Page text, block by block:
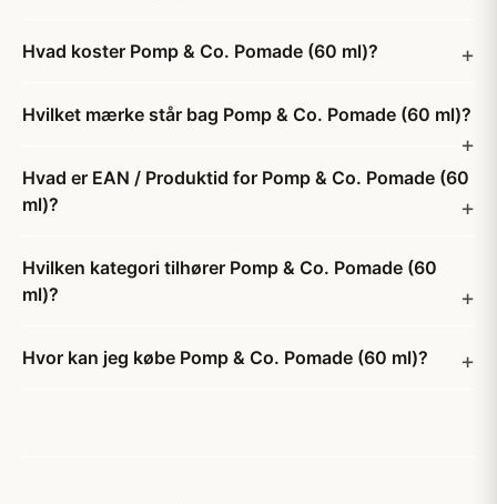
Hvad koster Pomp & Co. Pomade (60 ml)?
Hvilket mærke står bag Pomp & Co. Pomade (60 ml)?
Hvad er EAN / Produktid for Pomp & Co. Pomade (60
ml)?
Hvilken kategori tilhører Pomp & Co. Pomade (60
ml)?
Hvor kan jeg købe Pomp & Co. Pomade (60 ml)?